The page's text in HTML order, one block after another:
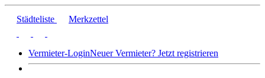
Städteliste Merkzettel
Vermieter-LoginNeuer Vermieter? Jetzt registrieren